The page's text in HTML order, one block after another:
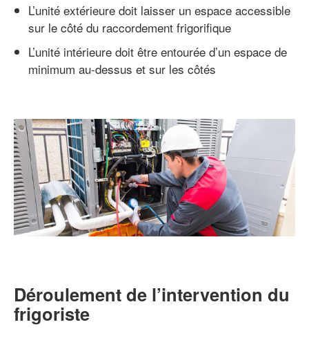
L’unité extérieure doit laisser un espace accessible
sur le côté du raccordement frigorifique
L’unité intérieure doit être entourée d’un espace de
minimum au-dessus et sur les côtés
Déroulement de l’intervention du
frigoriste